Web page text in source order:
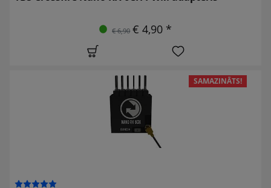
€ 6,90 € 4,90 *
SAMAZINĀTS!